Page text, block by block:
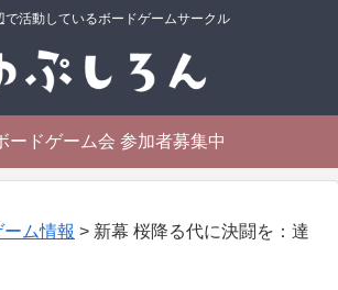
で活動しているボードゲームサークル
ードゲーム会 参加者募集中
ム情報 > 新幕 桜降る代に決闘を：達